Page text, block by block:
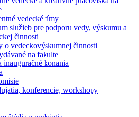
vedecké tímy
služieb pre podporu vedy, výskumu a
činnosti
o vedeckovýskumnej činnosti
na fakulte
inauguračné konania
konferencie, workshopy